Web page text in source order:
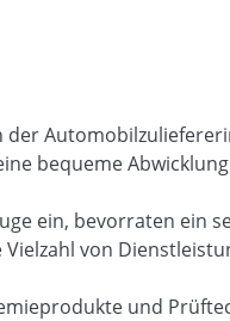
der
bequeme
ein, bevorraten ein
von
und